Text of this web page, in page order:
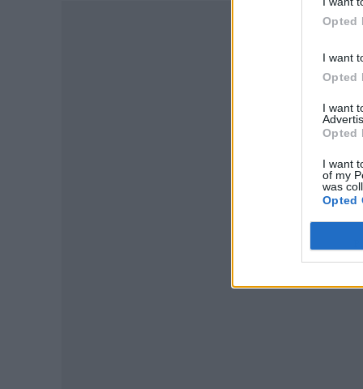
Opted
I want
Opted
I want
Opted
I want
of my
was
Opted